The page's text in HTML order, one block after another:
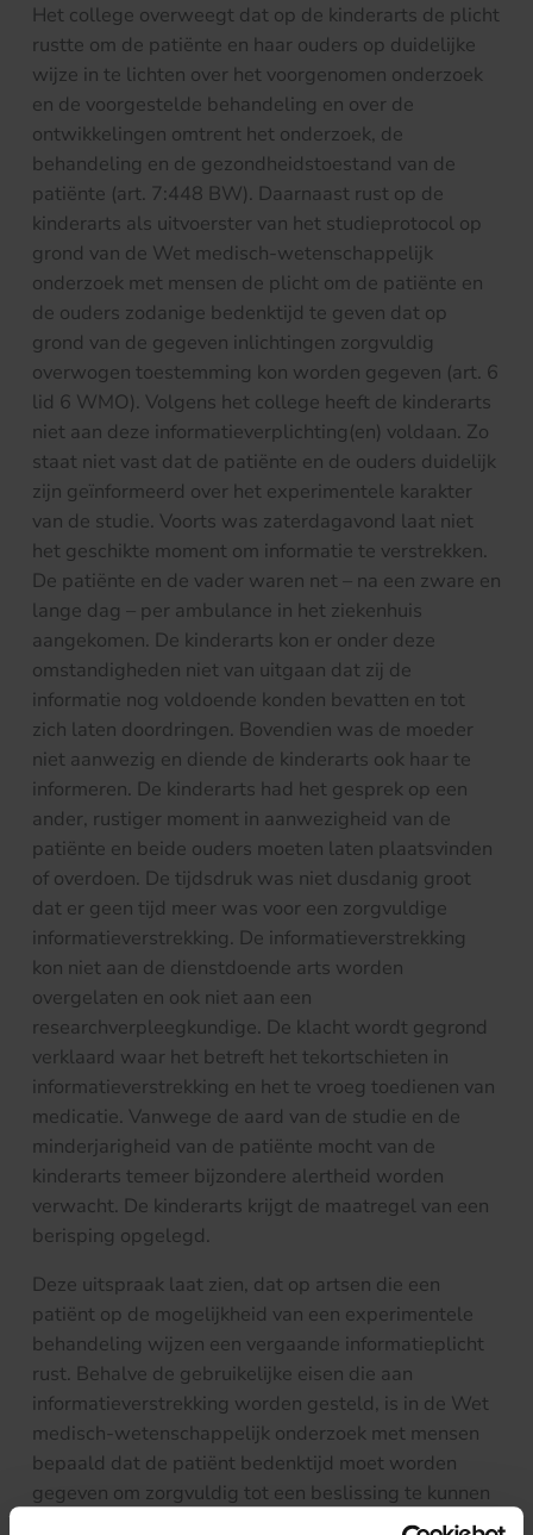
Het college overweegt dat op de kinderarts de plicht
rustte om de patiënte en haar ouders op duidelijke
wijze in te lichten over het voorgenomen onderzoek
en de voorgestelde behandeling en over de
ontwikkelingen omtrent het onderzoek, de
behandeling en de gezondheidstoestand van de
patiënte (art. 7:448 BW). Daarnaast rust op de
kinderarts als uitvoerster van het studieprotocol op
grond van de Wet medisch-wetenschappelijk
onderzoek met mensen de plicht om de patiënte en
de ouders zodanige bedenktijd te geven dat op
grond van de gegeven inlichtingen zorgvuldig
overwogen toestemming kon worden gegeven (art. 6
lid 6 WMO). Volgens het college heeft de kinderarts
niet aan deze informatieverplichting(en) voldaan. Zo
staat niet vast dat de patiënte en de ouders duidelijk
zijn geïnformeerd over het experimentele karakter
van de studie. Voorts was zaterdagavond laat niet
het geschikte moment om informatie te verstrekken.
De patiënte en de vader waren net – na een zware en
lange dag – per ambulance in het ziekenhuis
aangekomen. De kinderarts kon er onder deze
omstandigheden niet van uitgaan dat zij de
informatie nog voldoende konden bevatten en tot
zich laten doordringen. Bovendien was de moeder
niet aanwezig en diende de kinderarts ook haar te
informeren. De kinderarts had het gesprek op een
ander, rustiger moment in aanwezigheid van de
patiënte en beide ouders moeten laten plaatsvinden
of overdoen. De tijdsdruk was niet dusdanig groot
dat er geen tijd meer was voor een zorgvuldige
informatieverstrekking. De informatieverstrekking
kon niet aan de dienstdoende arts worden
overgelaten en ook niet aan een
researchverpleegkundige. De klacht wordt gegrond
verklaard waar het betreft het tekortschieten in
informatieverstrekking en het te vroeg toedienen van
medicatie. Vanwege de aard van de studie en de
minderjarigheid van de patiënte mocht van de
kinderarts temeer bijzondere alertheid worden
verwacht. De kinderarts krijgt de maatregel van een
berisping opgelegd.
Deze uitspraak laat zien, dat op artsen die een
patiënt op de mogelijkheid van een experimentele
behandeling wijzen een vergaande informatieplicht
rust. Behalve de gebruikelijke eisen die aan
informatieverstrekking worden gesteld, is in de Wet
medisch-wetenschappelijk onderzoek met mensen
bepaald dat de patiënt bedenktijd moet worden
gegeven om zorgvuldig tot een beslissing te kunnen
komen en op basis daarvan toestemming kan